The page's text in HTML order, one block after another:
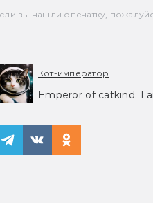
вы нашли опечатку,
Кот-император
Emperor of catkind. I